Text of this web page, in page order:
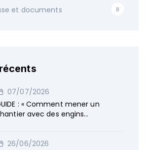
et documents 8
07/07/2026
: « Comment mener un
avec des engins
26/06/2026